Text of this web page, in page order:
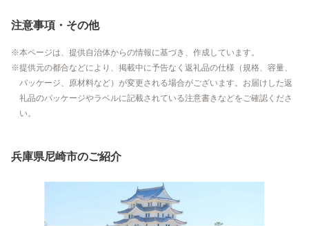
注意事項・その他
本ページは、提供自治体からの情報に基づき、作成しています。
提供元の都合などにより、掲載中に予告なく返礼品の仕様（規格、容量、
パッケージ、原材料など）が変更される場合がございます。お届けした返
礼品のパッケージやラベルに記載されている注意書きなどをご確認くださ
い。
兵庫県尼崎市のご紹介